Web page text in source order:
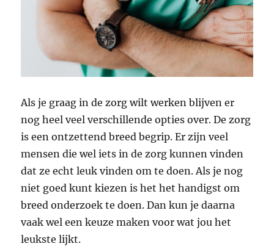
Als je graag in de zorg wilt werken blijven er
nog heel veel verschillende opties over. De zorg
is een ontzettend breed begrip. Er zijn veel
mensen die wel iets in de zorg kunnen vinden
dat ze echt leuk vinden om te doen. Als je nog
niet goed kunt kiezen is het het handigst om
breed onderzoek te doen. Dan kun je daarna
vaak wel een keuze maken voor wat jou het
leukste lijkt.